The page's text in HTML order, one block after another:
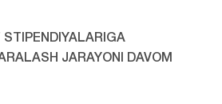
STIPENDIYALARIGA
JARAYONI DAVOM